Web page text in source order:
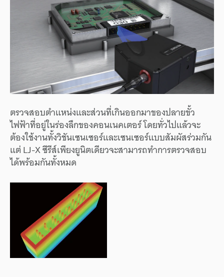
ตรวจสอบตำแหน่งและส่วนที่เกินออกมาของปลายขั้ว
ไฟฟ้าที่อยู่ในร่องลึกของคอนเนคเตอร์ โดยทั่วไปแล้วจะ
ต้องใช้งานทั้งวิชันเซนเซอร์และเซนเซอร์แบบสัมผัสร่วมกัน
แต่ LJ-X ซีรีส์เพียงยูนิตเดียวจะสามารถทำการตรวจสอบ
ได้พร้อมกันทั้งหมด